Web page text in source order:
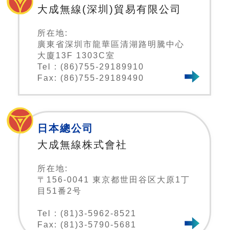
大成無線(深圳)貿易有限公司
所在地:
廣東省深圳市龍華區清湖路明騰中心
大廈13F 1303C室
Tel : (86)755-29189910
Fax: (86)755-29189490
日本總公司
大成無線株式會社
所在地:
〒156-0041 東京都世田谷区大原1丁
目51番2号
Tel : (81)3-5962-8521
Fax: (81)3-5790-5681